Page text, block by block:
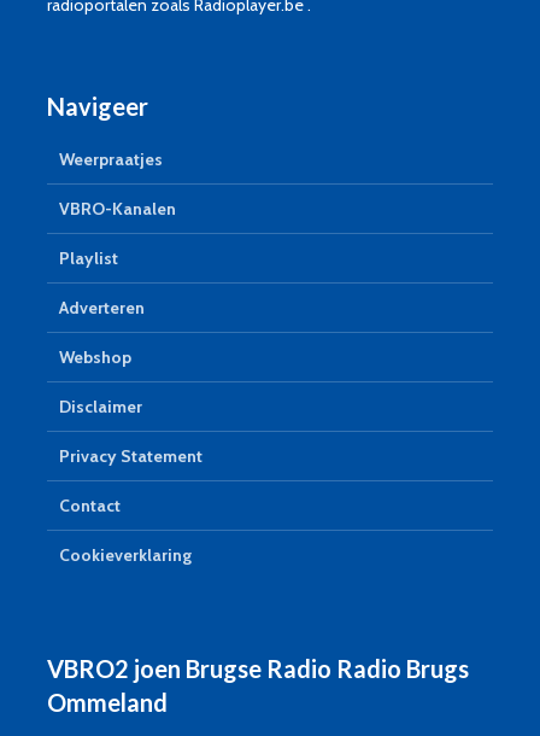
radioportalen zoals Radioplayer.be .
Navigeer
Weerpraatjes
VBRO-Kanalen
Playlist
Adverteren
Webshop
Disclaimer
Privacy Statement
Contact
Cookieverklaring
VBRO2 joen Brugse Radio Radio Brugs
Ommeland